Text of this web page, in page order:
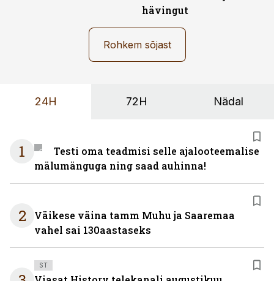
hävingut
Rohkem sõjast
24H 72H Nädal
1
Testi oma teadmisi selle ajalooteemalise
mälumänguga ning saad auhinna!
2
Väikese väina tamm Muhu ja Saaremaa
vahel sai 130aastaseks
ST